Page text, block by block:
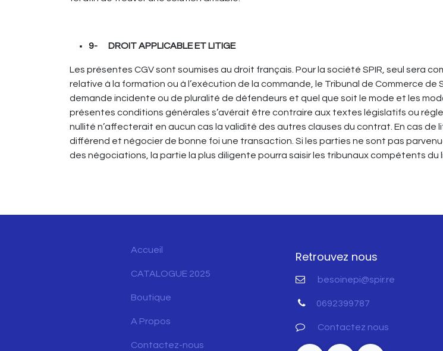
9- DROIT APPLICABLE ET LITIGE
Les présentes CGV sont soumises au droit français. Pour la société SPIR, seul
relative à la formation ou à l’exécution de la commande, le Tribunal de Commerce
demande incidente ou de pluralité de défendeurs et quel que soit le mode et les
présentes conditions générales s’avérait être contraire aux textes législatifs ou
nullité n’affecterait en aucun cas la validité des autres clauses du contrat. En cas de
différend et négocier de bonne foi une transaction. Si les parties ne sont pas
des négociations, la partie la plus diligente pourra saisir les tribunaux compétents du
Retrouvez nous
besoinepi@spir.re
0692399787
Contactez nous
Accueil
CATALOGUE 2025
Boutique
A Propos
Contactez-nous